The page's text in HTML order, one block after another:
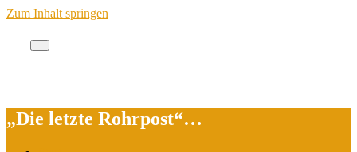
Zum Inhalt springen
Cache des Jahres Berlin
„Die letzte Rohrpost“…